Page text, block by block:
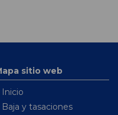
sitio web
Inicio
Baja y tasaciones